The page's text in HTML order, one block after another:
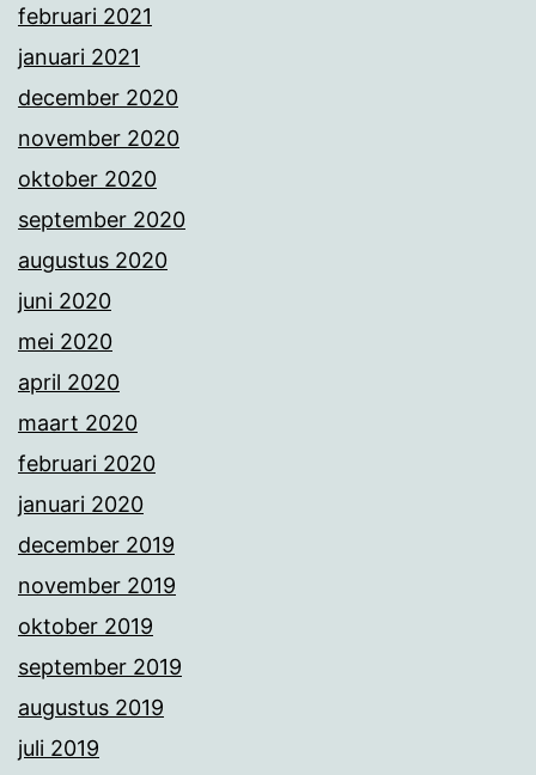
februari 2021
januari 2021
december 2020
november 2020
oktober 2020
september 2020
augustus 2020
juni 2020
mei 2020
april 2020
maart 2020
februari 2020
januari 2020
december 2019
november 2019
oktober 2019
september 2019
augustus 2019
juli 2019